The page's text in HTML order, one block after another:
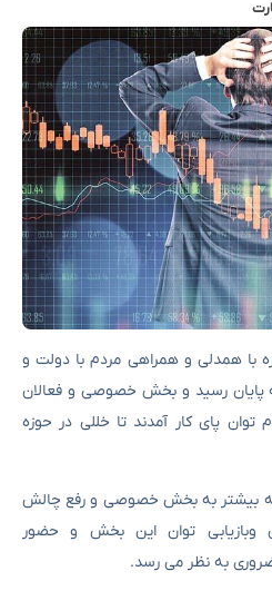
روزه با همدلی و همراهی مردم با دولت و
پایان رسید و بخش خصوصی و فعالان
توان پای کار آمدند تا خللی در حوزه
بیشتر به بخش خصوصی و رفع چالش
وبازیابی توان این بخش و حضور
ضروری به نظر می رسد.